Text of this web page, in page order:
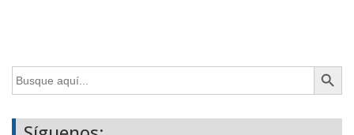
Buscar: Botón de